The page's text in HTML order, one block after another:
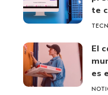
te
El
es